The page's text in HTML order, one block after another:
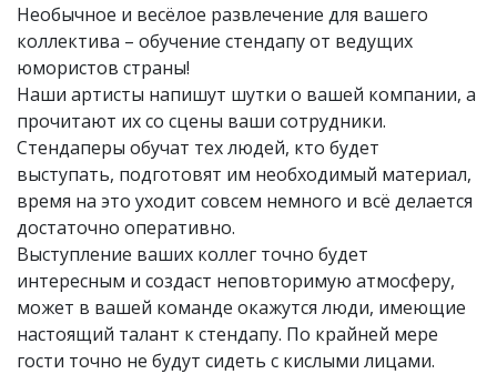
Необычное и весёлое развлечение для вашего
коллектива – обучение стендапу от ведущих
юмористов страны!
Наши артисты напишут шутки о вашей компании, а
прочитают их со сцены ваши сотрудники.
Стендаперы обучат тех людей, кто будет
выступать, подготовят им необходимый материал,
время на это уходит совсем немного и всё делается
достаточно оперативно.
Выступление ваших коллег точно будет
интересным и создаст неповторимую атмосферу,
может в вашей команде окажутся люди, имеющие
настоящий талант к стендапу. По крайней мере
гости точно не будут сидеть с кислыми лицами.